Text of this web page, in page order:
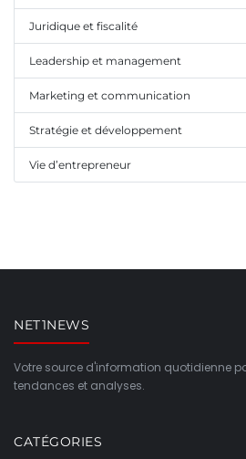
Juridique et fiscalité
Leadership et management
Marketing et communication
Stratégie et développement
Vie d’entrepreneur
NET1NEWS
Votre source d'information quotidienne
tendances et analyses.
CATÉGORIES